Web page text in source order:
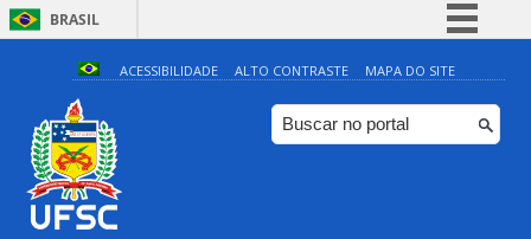
BRASIL
Simplifique!
Comunica BR
Participe
ACESSIBILIDADE ALTO CONTRASTE MAPA DO SITE